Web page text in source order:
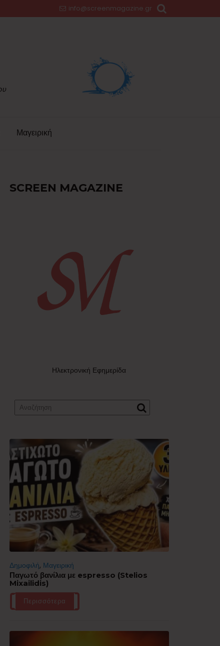
info@screenmagazine.gr
Μαγειρική
SCREEN MAGAZINE
Ηλεκτρονική Εφημερίδα
Δημοφιλή, Μαγειρική
Παγωτό βανίλια με espresso (Stelios
Mixailidis)
Περισσότερα